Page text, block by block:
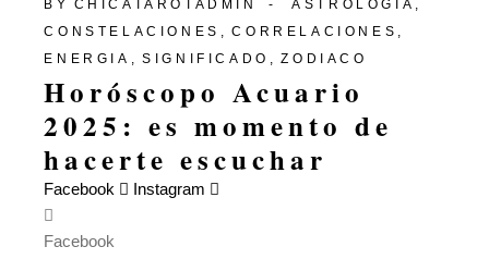
BY CHICATAROTADMIN
ASTROLOGÍA
CONSTELACIONES
CORRELACIONES
ENERGIA
SIGNIFICADO ZODIACO
Horóscopo Acuario
2025: es momento de
hacerte escuchar
Facebook Instagram
Facebook